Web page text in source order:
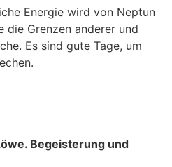
Energie wird von Neptun
die Grenzen anderer und
Es sind gute Tage, um
Begeisterung und